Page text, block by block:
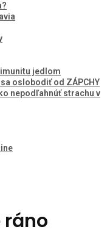
jedlom
oslobodiť od ZÁPCHY
nepodľahnúť strachu v
ráno